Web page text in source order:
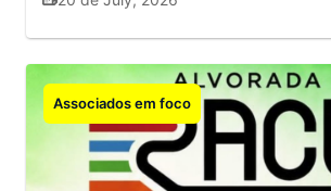
Innovation Week. Confira!
Associados em foco